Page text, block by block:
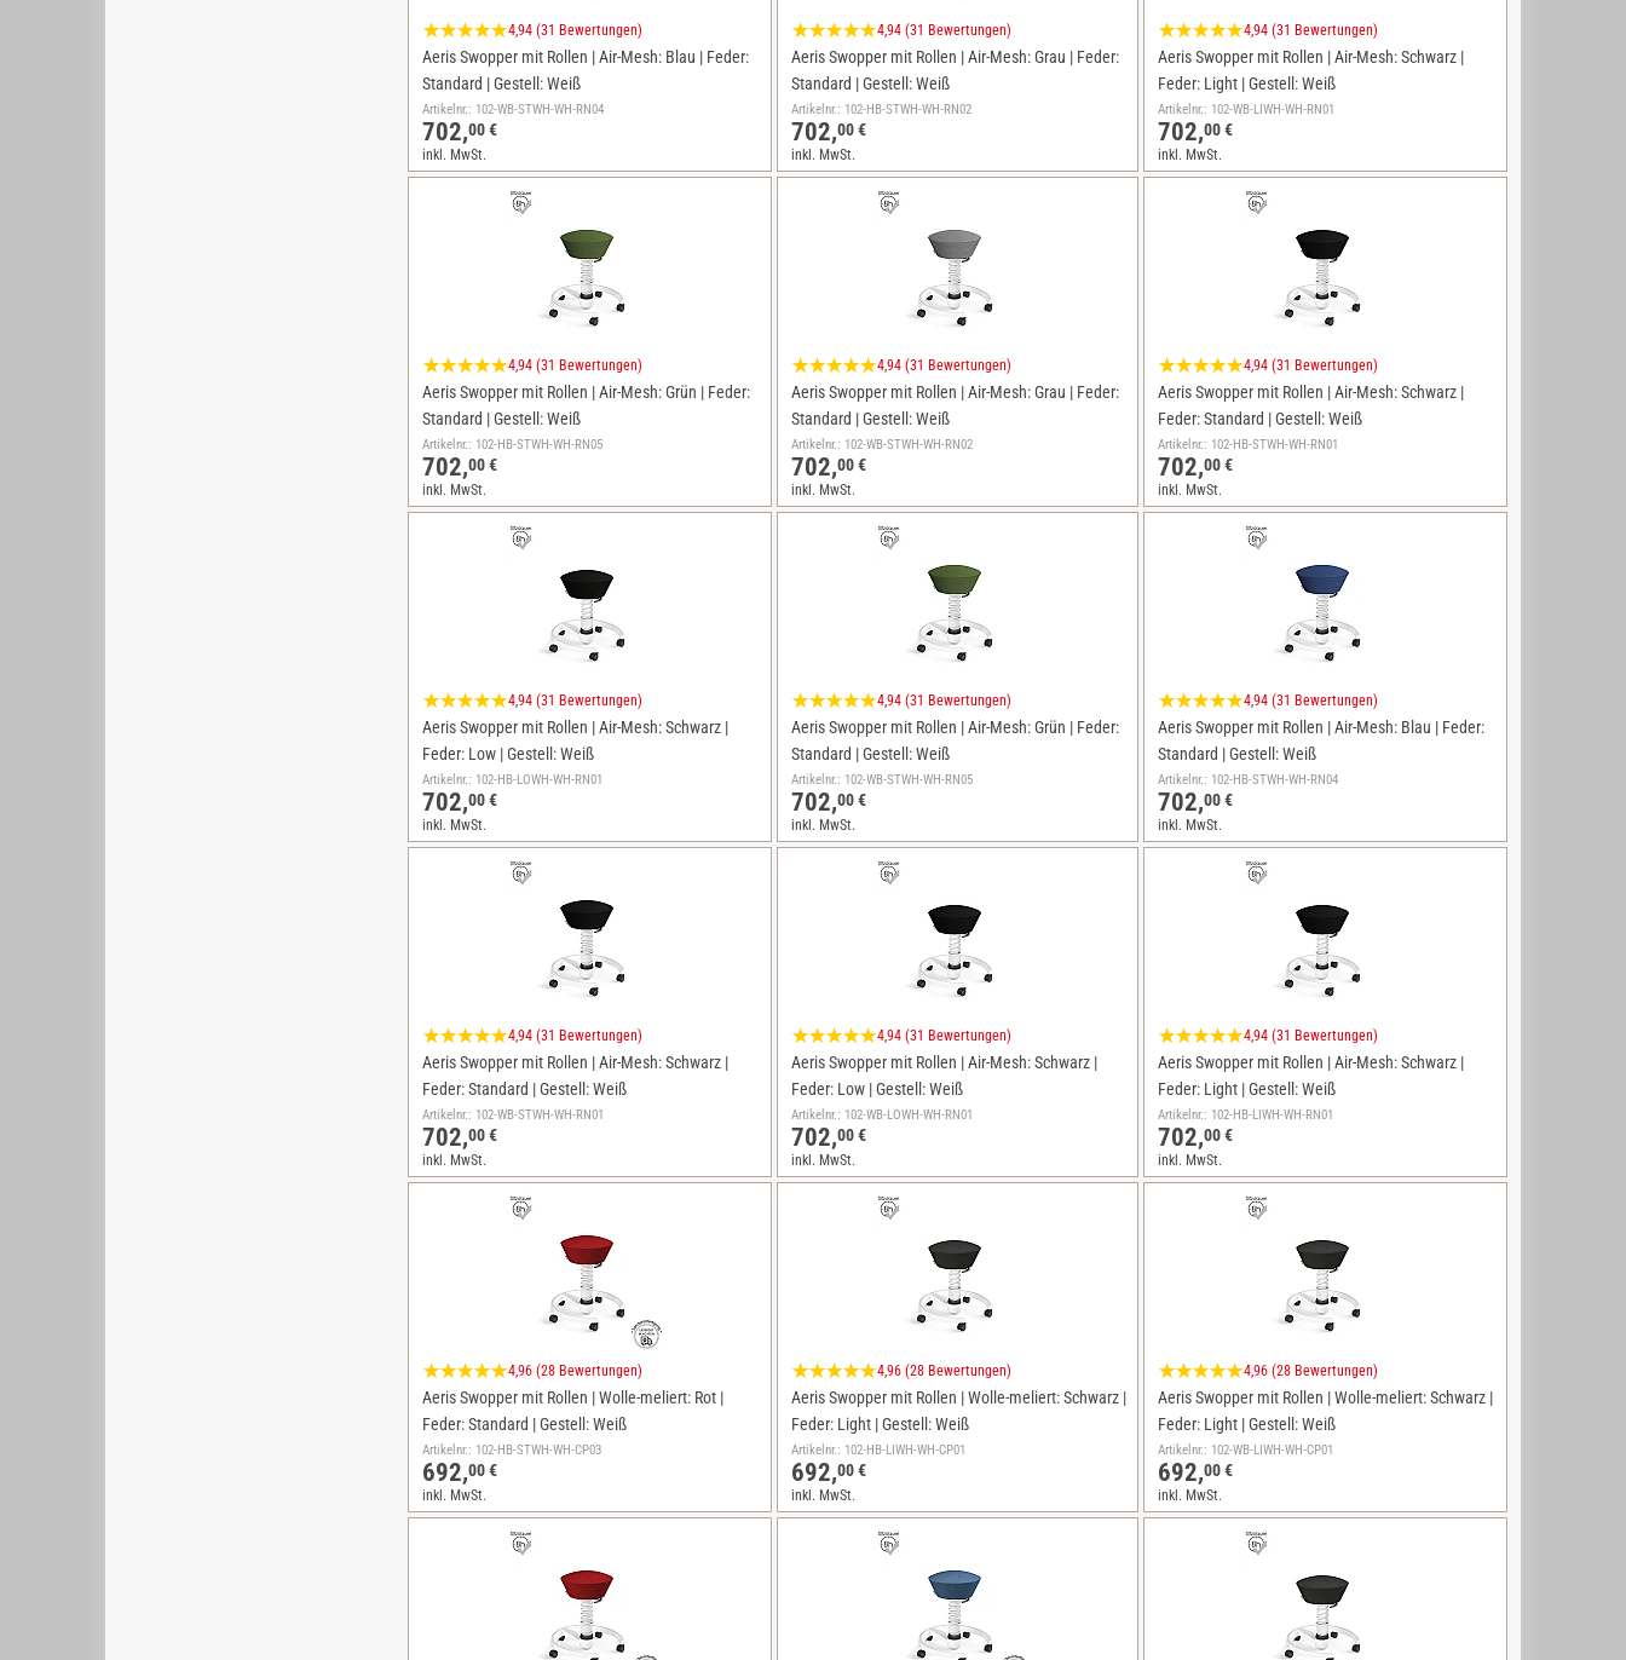
4,94 (31 Bewertungen)
Aeris Swopper mit Rollen | Air-Mesh: Blau | Feder:
Standard | Gestell: Weiß
Artikelnr.: 102-WB-STWH-WH-RN04
702,00 €
inkl. MwSt.
4,94 (31 Bewertungen)
Aeris Swopper mit Rollen | Air-Mesh: Grau | Feder:
Standard | Gestell: Weiß
Artikelnr.: 102-HB-STWH-WH-RN02
702,00 €
inkl. MwSt.
4,94 (31 Bewertungen)
Aeris Swopper mit Rollen | Air-Mesh: Schwarz |
Feder: Light | Gestell: Weiß
Artikelnr.: 102-WB-LIWH-WH-RN01
702,00 €
inkl. MwSt.
4,94 (31 Bewertungen)
Aeris Swopper mit Rollen | Air-Mesh: Grün | Feder:
Standard | Gestell: Weiß
Artikelnr.: 102-HB-STWH-WH-RN05
702,00 €
inkl. MwSt.
4,94 (31 Bewertungen)
Aeris Swopper mit Rollen | Air-Mesh: Grau | Feder:
Standard | Gestell: Weiß
Artikelnr.: 102-WB-STWH-WH-RN02
702,00 €
inkl. MwSt.
4,94 (31 Bewertungen)
Aeris Swopper mit Rollen | Air-Mesh: Schwarz |
Feder: Standard | Gestell: Weiß
Artikelnr.: 102-HB-STWH-WH-RN01
702,00 €
inkl. MwSt.
4,94 (31 Bewertungen)
Aeris Swopper mit Rollen | Air-Mesh: Schwarz |
Feder: Low | Gestell: Weiß
Artikelnr.: 102-HB-LOWH-WH-RN01
702,00 €
inkl. MwSt.
4,94 (31 Bewertungen)
Aeris Swopper mit Rollen | Air-Mesh: Grün | Feder:
Standard | Gestell: Weiß
Artikelnr.: 102-WB-STWH-WH-RN05
702,00 €
inkl. MwSt.
4,94 (31 Bewertungen)
Aeris Swopper mit Rollen | Air-Mesh: Blau | Feder:
Standard | Gestell: Weiß
Artikelnr.: 102-HB-STWH-WH-RN04
702,00 €
inkl. MwSt.
4,94 (31 Bewertungen)
Aeris Swopper mit Rollen | Air-Mesh: Schwarz |
Feder: Standard | Gestell: Weiß
Artikelnr.: 102-WB-STWH-WH-RN01
702,00 €
inkl. MwSt.
4,94 (31 Bewertungen)
Aeris Swopper mit Rollen | Air-Mesh: Schwarz |
Feder: Low | Gestell: Weiß
Artikelnr.: 102-WB-LOWH-WH-RN01
702,00 €
inkl. MwSt.
4,94 (31 Bewertungen)
Aeris Swopper mit Rollen | Air-Mesh: Schwarz |
Feder: Light | Gestell: Weiß
Artikelnr.: 102-HB-LIWH-WH-RN01
702,00 €
inkl. MwSt.
4,96 (28 Bewertungen)
Aeris Swopper mit Rollen | Wolle-meliert: Rot |
Feder: Standard | Gestell: Weiß
Artikelnr.: 102-HB-STWH-WH-CP03
692,00 €
inkl. MwSt.
4,96 (28 Bewertungen)
Aeris Swopper mit Rollen | Wolle-meliert: Schwarz |
Feder: Light | Gestell: Weiß
Artikelnr.: 102-HB-LIWH-WH-CP01
692,00 €
inkl. MwSt.
4,96 (28 Bewertungen)
Aeris Swopper mit Rollen | Wolle-meliert: Schwarz |
Feder: Light | Gestell: Weiß
Artikelnr.: 102-WB-LIWH-WH-CP01
692,00 €
inkl. MwSt.